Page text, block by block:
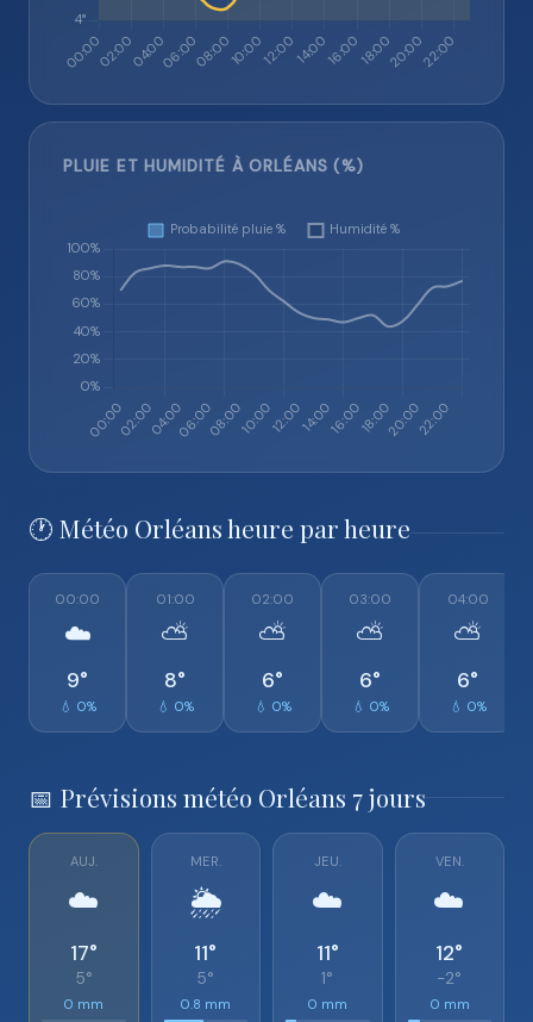
PLUIE ET HUMIDITÉ À ORLÉANS (%)
🕐 Météo Orléans heure par heure
00:00
☁️
9°
💧 0%
01:00
⛅
8°
💧 0%
02:00
⛅
6°
💧 0%
03:00
⛅
6°
💧 0%
04:00
⛅
6°
💧 0%
📅 Prévisions météo Orléans 7 jours
AUJ.
☁️
17°
5°
0 mm
MER.
🌦️
11°
5°
0.8 mm
JEU.
☁️
11°
1°
0 mm
VEN.
☁️
12°
-2°
0 mm